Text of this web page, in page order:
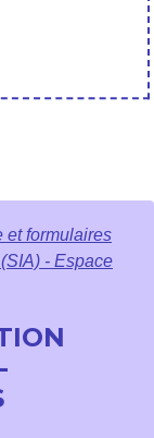
et formulaires
- Espace